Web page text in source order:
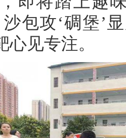
包攻‘碉堡’
见专注。